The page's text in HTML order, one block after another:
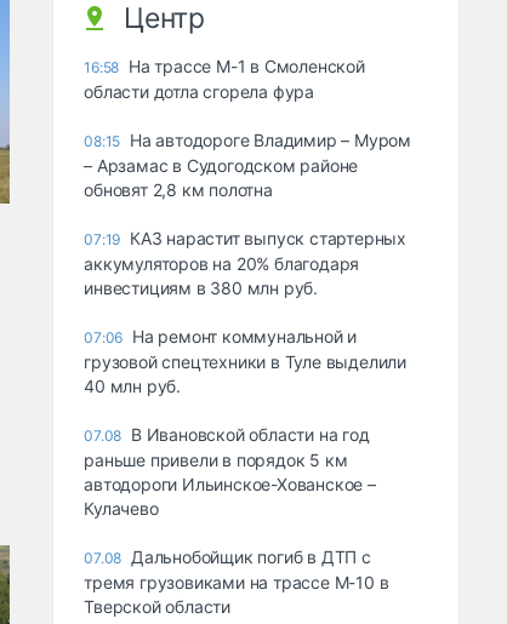
Центр
16:58 На трассе М-1 в Смоленской
области дотла сгорела фура
08:15 На автодороге Владимир – Муром
– Арзамас в Судогодском районе
обновят 2,8 км полотна
07:19 КАЗ нарастит выпуск стартерных
аккумуляторов на 20% благодаря
инвестициям в 380 млн руб.
07:06 На ремонт коммунальной и
грузовой спецтехники в Туле выделили
40 млн руб.
07.08 В Ивановской области на год
раньше привели в порядок 5 км
автодороги Ильинское-Хованское –
Кулачево
07.08 Дальнобойщик погиб в ДТП с
тремя грузовиками на трассе М-10 в
Тверской области